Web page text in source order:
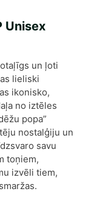
Unisex
un ļoti
lieliski
ikonisko,
no iztēles
popa”
nostalģiju un
savu
toņiem,
izvēli tiem,